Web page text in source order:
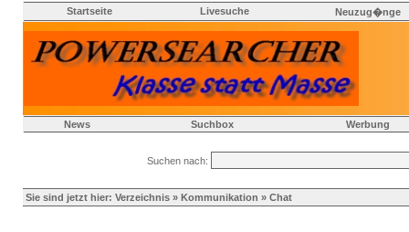
Startseite Livesuche Neuzug�nge
News Suchbox Werbung
Suchen nach:
Sie sind jetzt hier: Verzeichnis » Kommunikation » Chat